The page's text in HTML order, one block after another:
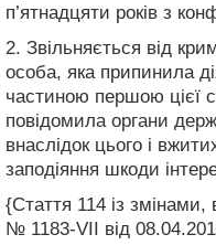
п’ятнадцяти років з
2. Звільняється від
особа, яка припинила
частиною першою цієї
повідомила органи
внаслідок цього і
заподіяння шкоди
{Стаття 114 із змінами,
№ 1183-VII від